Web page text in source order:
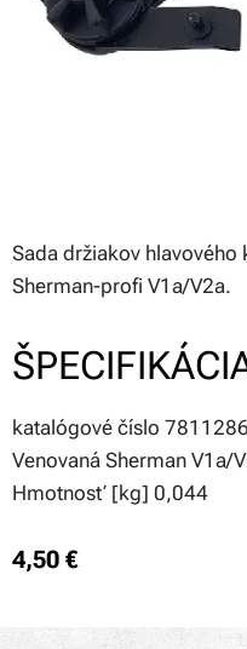
Sada držiakov hlavového
Sherman-profi V1a/V2a.
katalógové číslo 7811286
Venovaná Sherman V1a/
Hmotnosť [kg] 0,044
4,50 €